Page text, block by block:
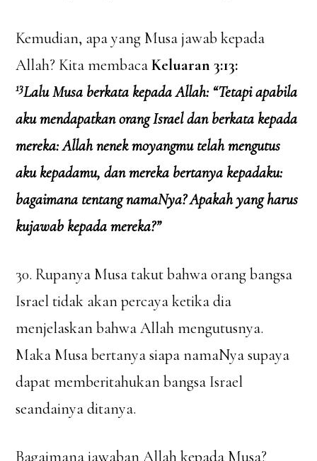
Kemudian, apa yang Musa jawab kepada
Allah? Kita membacaKeluaran 3:13:
13Lalu Musa berkata kepada Allah: “Tetapi apabila
aku mendapatkan orang Israel dan berkata kepada
mereka: Allah nenek moyangmu telah mengutus
aku kepadamu, dan mereka bertanya kepadaku:
bagaimana tentang namaNya? Apakah yang harus
kujawab kepada mereka?”
30. Rupanya Musa takut bahwa orang bangsa
Israel tidak akan percaya ketika dia
menjelaskan bahwa Allah mengutusnya.
Maka Musa bertanya siapa namaNya supaya
dapat memberitahukan bangsa Israel
seandainya ditanya.
Bagaimana jawaban Allah kepada Musa?